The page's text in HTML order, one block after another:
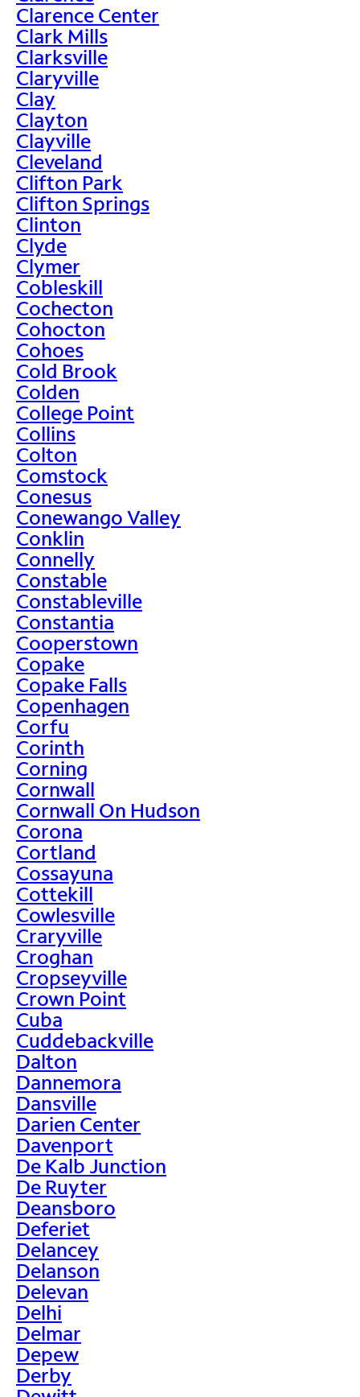
Clarence Center
Clark Mills
Clarksville
Claryville
Clay
Clayton
Clayville
Cleveland
Clifton Park
Clifton Springs
Clinton
Clyde
Clymer
Cobleskill
Cochecton
Cohocton
Cohoes
Cold Brook
Colden
College Point
Collins
Colton
Comstock
Conesus
Conewango Valley
Conklin
Connelly
Constable
Constableville
Constantia
Cooperstown
Copake
Copake Falls
Copenhagen
Corfu
Corinth
Corning
Cornwall
Cornwall On Hudson
Corona
Cortland
Cossayuna
Cottekill
Cowlesville
Craryville
Croghan
Cropseyville
Crown Point
Cuba
Cuddebackville
Dalton
Dannemora
Dansville
Darien Center
Davenport
De Kalb Junction
De Ruyter
Deansboro
Deferiet
Delancey
Delanson
Delevan
Delhi
Delmar
Depew
Derby